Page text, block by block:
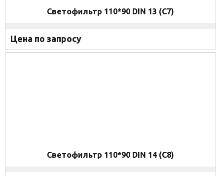
Светофильтр 110*90 DIN 13 (C7)
Цена по запросу
Светофильтр 110*90 DIN 14 (C8)